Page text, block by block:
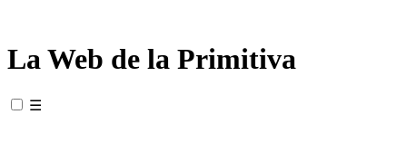
La Web de la Primitiva
☰